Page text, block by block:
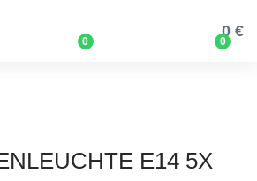
0 0
0 €
E14 5X